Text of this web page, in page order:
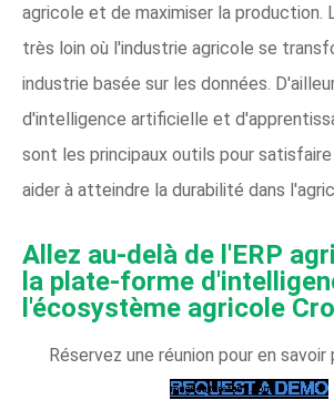
agricole et de maximiser la production.
très loin où l'industrie agricole se
industrie basée sur les données.
d'intelligence artificielle et
sont les principaux outils pour
aider à atteindre la durabilité dans
Allez au-delà de l'ERP
la plate-forme
l'écosystème agricole
Réservez une réunion pour en savoir